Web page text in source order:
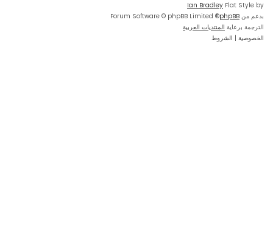
Flat Style by
Ian Bradley
بدعم من phpBB
® Forum Software © phpBB Limited
الترجمة برعاية المنتديات العربية
الخصوصية | الشروط